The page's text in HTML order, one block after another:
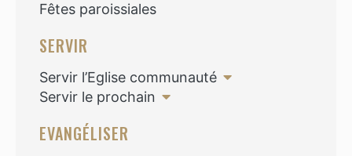
Fêtes paroissiales
SERVIR
Servir l’Eglise communauté
Servir le prochain
EVANGÉLISER